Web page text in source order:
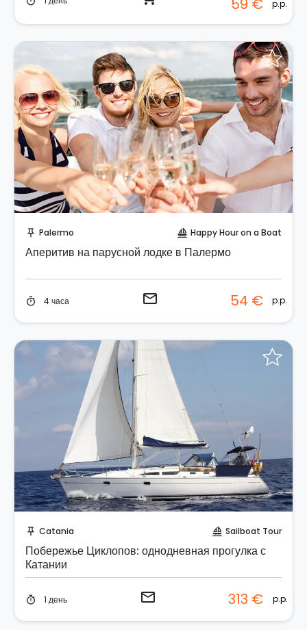
59 € p.p.
push_pin Palermo sailing Happy Hour on a Boat
Аперитив на парусной лодке в Палермо
timer 4 часа email 54 € p.p.
push_pin Catania sailing Sailboat Tour
Побережье Циклопов: однодневная прогулка с
Катании
timer 1 день email 313 € p.p.